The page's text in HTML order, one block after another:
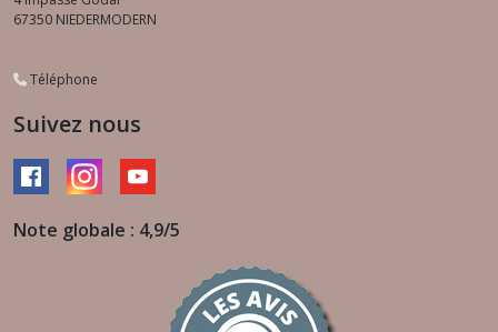
67350 NIEDERMODERN
Téléphone
Suivez nous
Note globale : 4,9/5